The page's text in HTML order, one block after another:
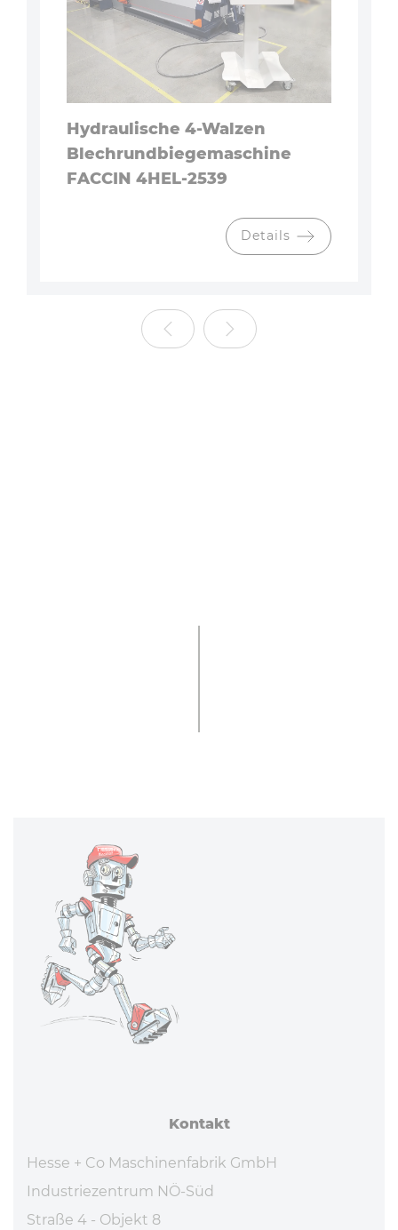
Hydraulische 4-Walzen
Blechrundbiegemaschine
FACCIN 4HEL-2539
Details
Kontakt
Hesse + Co Maschinenfabrik GmbH
Industriezentrum NÖ-Süd
Straße 4 - Objekt 8